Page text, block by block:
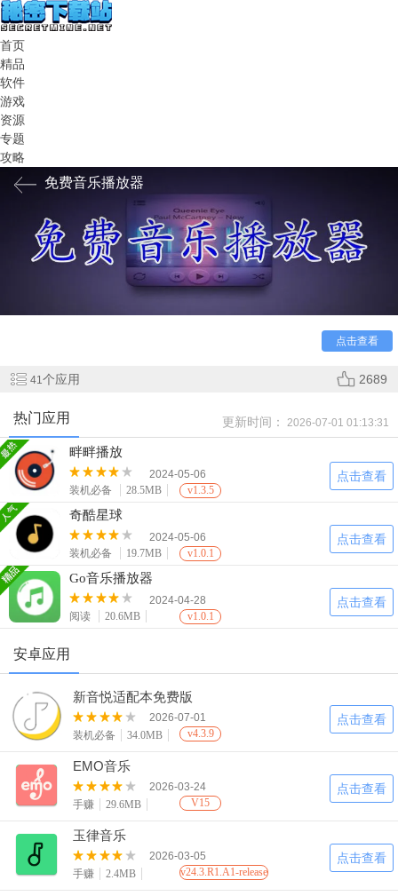
首页
精品
软件
游戏
资源
专题
攻略
免费音乐播放器
点击查看
免费音乐播放器app哪个最好用？不会选，直接来这里，
小编已经为你们准备好了免费音乐播放器排行榜，超多免费听
歌的音乐平台，自由挑选，全球好音乐免费听，自由畅听不同
音乐，热门歌曲随时放松你的心情。
41个应用 2689
热门应用 更新时间： 2026-07-01 01:13:31
畔畔播放
2024-05-06
装机必备
28.5MB v1.3.5
点击查看
奇酷星球
2024-05-06
装机必备
19.7MB v1.0.1
点击查看
Go音乐播放器
2024-04-28
阅读
20.6MB v1.0.1
点击查看
安卓应用
新音悦适配本免费版
2026-07-01
装机必备
34.0MB v4.3.9
点击查看
EMO音乐
2026-03-24
手赚
29.6MB V15
点击查看
玉律音乐
2026-03-05
手赚
2.4MB v24.3.R1.A1-release
点击查看